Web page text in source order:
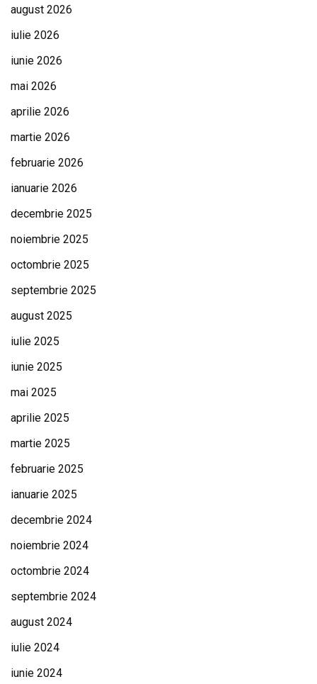
august 2026
iulie 2026
iunie 2026
mai 2026
aprilie 2026
martie 2026
februarie 2026
ianuarie 2026
decembrie 2025
noiembrie 2025
octombrie 2025
septembrie 2025
august 2025
iulie 2025
iunie 2025
mai 2025
aprilie 2025
martie 2025
februarie 2025
ianuarie 2025
decembrie 2024
noiembrie 2024
octombrie 2024
septembrie 2024
august 2024
iulie 2024
iunie 2024